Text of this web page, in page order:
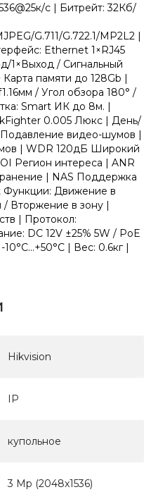
с | Битрейт: 32Кб/
G.711/G.722.1/MP2L2 |
Ethernet 1×RJ45
1×Выход / Сигнальный
памяти до 128Gb |
/ Угол обзора 180° /
Smart ИК до 8м. |
0.005 Люкс | День/
видео-шумов |
| WDR 120дБ Широкий
Регион интереса | ANR
| NAS Поддержка
Функции: Движение в
Вторжение в зону |
| Протокол:
DC 12V ±25% 5W / PoE
| Вес: 0.6кг |
Hikvision
IP
купольное
3 Mp (2048x1536)